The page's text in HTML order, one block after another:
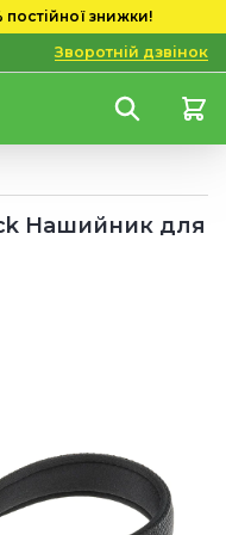
знижки!
Зворотній дзвінок
Нашийник для